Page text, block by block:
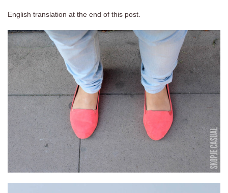
English translation at the end of this post.